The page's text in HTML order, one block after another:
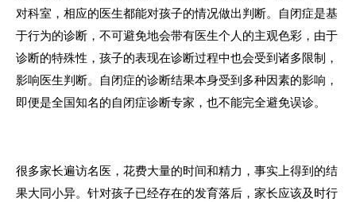
对科室，相应的医生都能对孩子的情况做出判断。自闭症是基
于行为的诊断，不可避免地会带有医生个人的主观色彩，由于
诊断的特殊性，孩子的表现在诊断过程中也会受到诸多限制，
影响医生判断。自闭症的诊断结果本身受到多种因素的影响，
即便是全国知名的自闭症诊断专家，也不能完全避免误诊。
很多家长遍访名医，花费大量的时间和精力，事实上得到的结
果大同小异。针对孩子已经存在的发育落后，家长应该及时行